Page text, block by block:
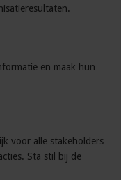
en maak hun
voor alle stakeholders
Sta stil bij de